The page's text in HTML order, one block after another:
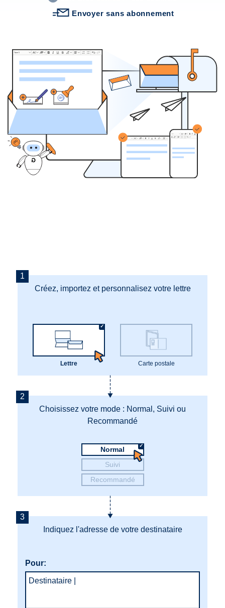
mentionnés si cela est nécessaire pour décrire le mode d'acheminement des
L'impression et le dépôt de vos courriers au centre de tri se fera bien tous les
jours,pour tous les courriers reçu avant 17H
. Les courriers reçus après
17h seront traités au plus vite le lendemain. Les courriers validés le weekend
Formats des adresses : afin de garantir le bon acheminement de vos
courriers, il est fortement recommandé de n'utiliser que l'alphabet latin sur
notre site.
Envoyer sans abonnement
Créez, importez et personnalisez votre lettre
Lettre Carte postale
Choisissez votre mode : Normal, Suivi ou
Recommandé
Normal
Suivi
Recommandé
Indiquez l'adresse de votre destinataire
Pour:
Destinataire